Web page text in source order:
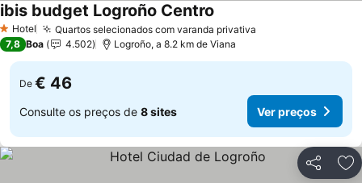
1 Estrelas
Hotel Quartos selecionados com varanda privativa
ibis budget Logroño Centro
7,8 Boa 4.502 Logroño, a 8.2 km de Viana
De € 46
Consulte os preços de 8 sites Ver preços
Partilhar